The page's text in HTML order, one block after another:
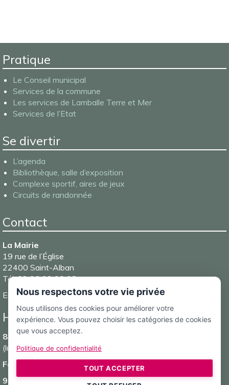
Pratique
Le Conseil municipal
Services de la commune
Les services de Lamballe Terre et Mer
Services de l’Etat
Se divertir
L’agenda
Bibliothèque, salle d’exposition
Complexe sportif, aires de jeux
Circuits de randonnée
Contact
La Mairie
19 rue de l’Église
22400 Saint-Alban
Tél. 02 96 32 98 98
Email :mairie@saintalban.fr
Horaires d’ouverture de la Mairie
8h30-12h et 13h30-17h15
(lundi, mardi, mercredi et vendredi)
Fermé le jeudi
9h-12h(samedi)
Nous respectons votre vie privée
Nous utilisons des cookies pour améliorer votre
expérience. Vous pouvez choisir les catégories de cookies
que vous acceptez.
Politique de confidentialité
TOUT ACCEPTER